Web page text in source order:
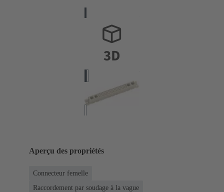
Aperçu des propriétés
Connecteur femelle
Raccordement par soudage à la vague